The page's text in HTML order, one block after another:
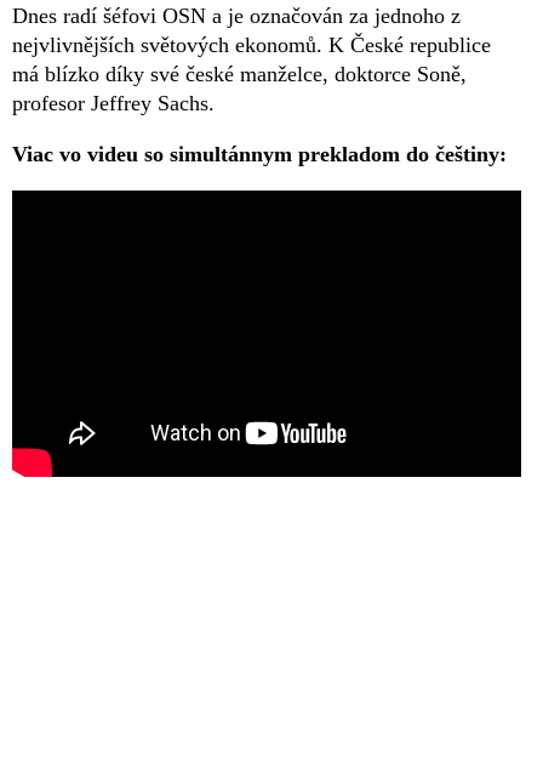
Dnes radí šéfovi OSN a je označován za jednoho z
nejvlivnějších světových ekonomů. K České republice
má blízko díky své české manželce, doktorce Soně,
profesor Jeffrey Sachs.
Viac vo videu so simultánnym prekladom do češtiny: